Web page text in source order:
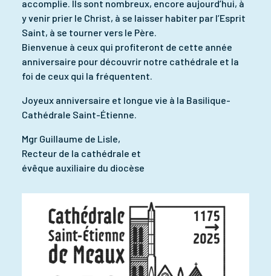
accomplie. Ils sont nombreux, encore aujourd’hui, à
y venir prier le Christ, à se laisser habiter par l’Esprit
Saint, à se tourner vers le Père.
Bienvenue à ceux qui profiteront de cette année
anniversaire pour découvrir notre cathédrale et la
foi de ceux qui la fréquentent.
Joyeux anniversaire et longue vie à la Basilique-
Cathédrale Saint-Étienne.
Mgr Guillaume de Lisle,
Recteur de la cathédrale et
évêque auxiliaire du diocèse